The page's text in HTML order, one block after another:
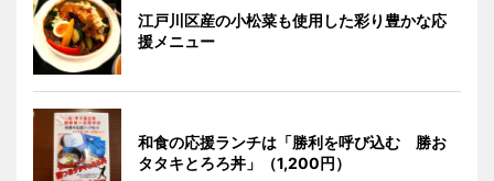
江戸川区産の小松菜も使用した彩り豊かな応
援メニュー
和食の応援ランチは「勝利を呼び込む 勝お
タタキとろろ丼」（1,200円）